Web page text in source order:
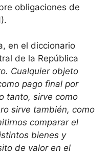
obligaciones de
en el diccionario
de la República
Cualquier objeto
pago final por
tanto, sirve como
sirve también, como
comparar el
bienes y
de valor en el